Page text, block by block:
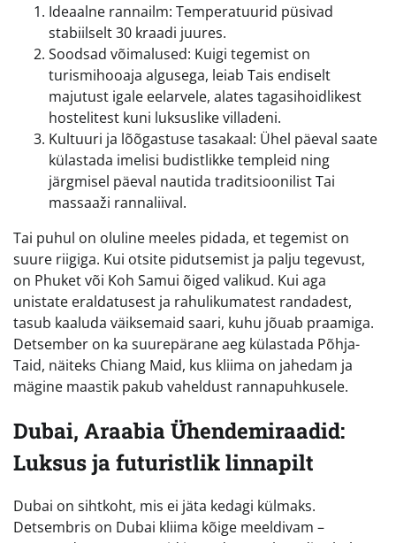
Ideaalne rannailm: Temperatuurid püsivad
stabiilselt 30 kraadi juures.
Soodsad võimalused: Kuigi tegemist on
turismihooaja algusega, leiab Tais endiselt
majutust igale eelarvele, alates tagasihoidlikest
hostelitest kuni luksuslike villadeni.
Kultuuri ja lõõgastuse tasakaal: Ühel päeval saate
külastada imelisi budistlikke templeid ning
järgmisel päeval nautida traditsioonilist Tai
massaaži rannaliival.
Tai puhul on oluline meeles pidada, et tegemist on
suure riigiga. Kui otsite pidutsemist ja palju tegevust,
on Phuket või Koh Samui õiged valikud. Kui aga
unistate eraldatusest ja rahulikumatest randadest,
tasub kaaluda väiksemaid saari, kuhu jõuab praamiga.
Detsember on ka suurepärane aeg külastada Põhja-
Taid, näiteks Chiang Maid, kus kliima on jahedam ja
mägine maastik pakub vaheldust rannapuhkusele.
Dubai, Araabia Ühendemiraadid:
Luksus ja futuristlik linnapilt
Dubai on sihtkoht, mis ei jäta kedagi külmaks.
Detsembris on Dubai kliima kõige meeldivam –